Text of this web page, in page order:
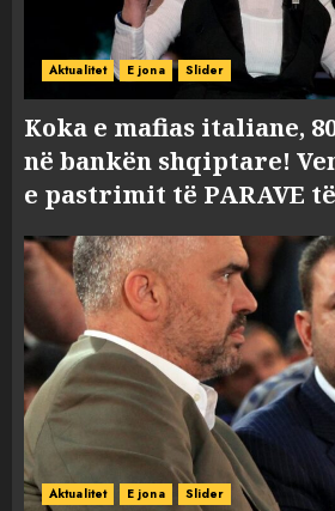
Aktualitet E jona Slider
Koka e mafias italiane,
në bankën shqiptare!
e pastrimit të PARAVE
Aktualitet E jona Slider